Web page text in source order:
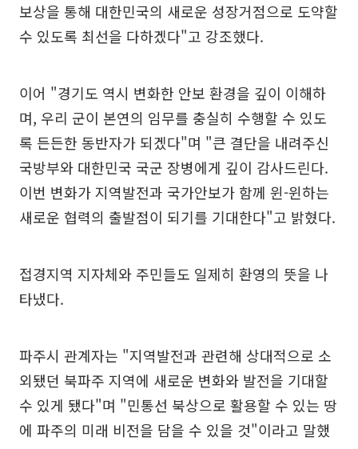
보상을 통해 대한민국의 새로운 성장거점으로 도약할
수 있도록 최선을 다하겠다"고 강조했다.
이어 "경기도 역시 변화한 안보 환경을 깊이 이해하
며, 우리 군이 본연의 임무를 충실히 수행할 수 있도
록 든든한 동반자가 되겠다"며 "큰 결단을 내려주신
국방부와 대한민국 국군 장병에게 깊이 감사드린다.
이번 변화가 지역발전과 국가안보가 함께 윈-윈하는
새로운 협력의 출발점이 되기를 기대한다"고 밝혔다.
접경지역 지자체와 주민들도 일제히 환영의 뜻을 나
타냈다.
파주시 관계자는 "지역발전과 관련해 상대적으로 소
외됐던 북파주 지역에 새로운 변화와 발전을 기대할
수 있게 됐다"며 "민통선 북상으로 활용할 수 있는 땅
에 파주의 미래 비전을 담을 수 있을 것"이라고 말했